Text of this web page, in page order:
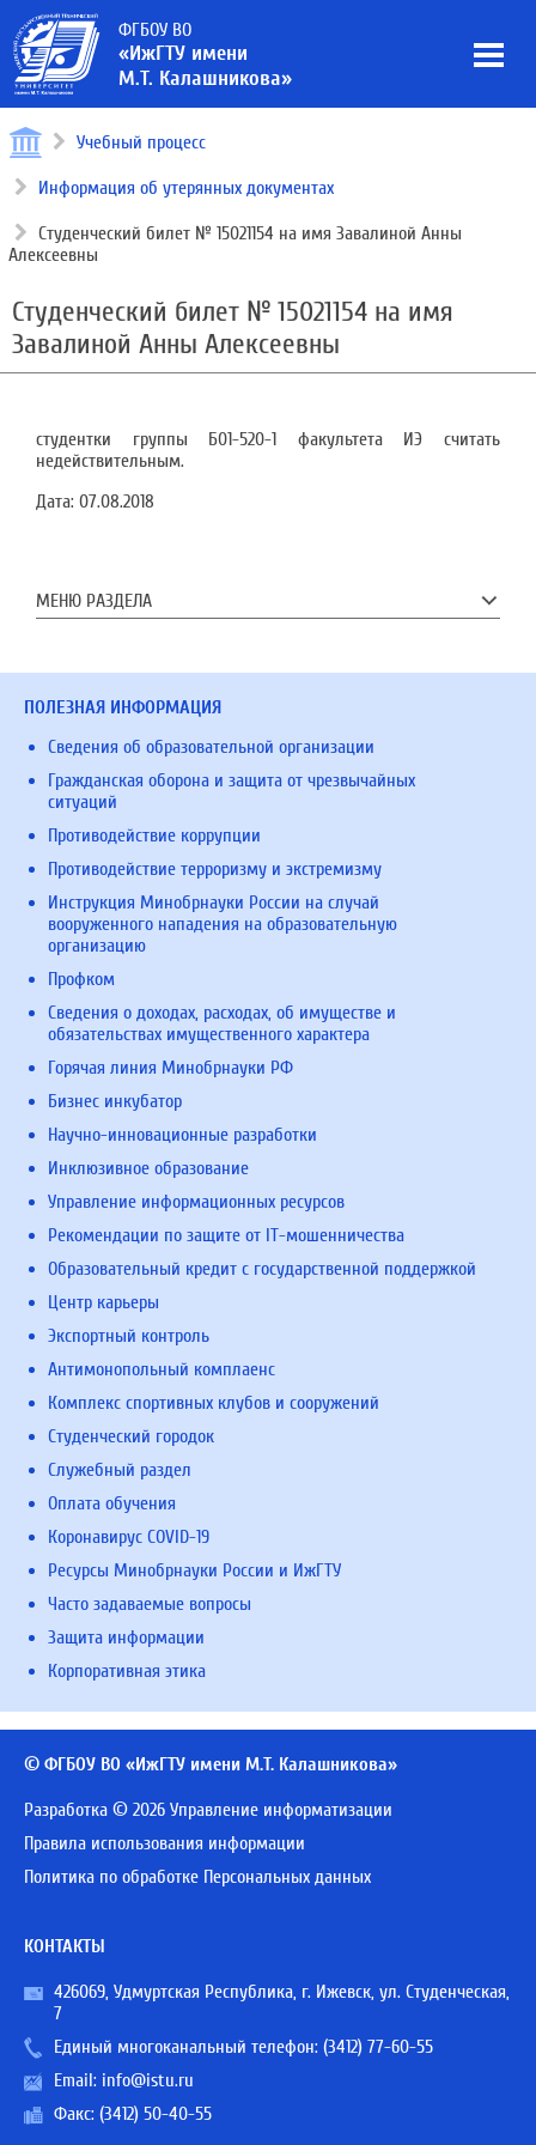
ФГБОУ ВО
«ИжГТУ имени
М.Т. Калашникова»
Учебный процесс
Информация об утерянных документах
Студенческий билет № 15021154 на имя Завалиной Анны
Алексеевны
Студенческий билет № 15021154 на имя
Завалиной Анны Алексеевны
студентки группы Б01-520-1 факультета ИЭ считать
недействительным.
Дата: 07.08.2018
МЕНЮ РАЗДЕЛА
ПОЛЕЗНАЯ ИНФОРМАЦИЯ
Сведения об образовательной организации
Гражданская оборона и защита от чрезвычайных
ситуаций
Противодействие коррупции
Противодействие терроризму и экстремизму
Инструкция Минобрнауки России на случай
вооруженного нападения на образовательную
организацию
Профком
Сведения о доходах, расходах, об имуществе и
обязательствах имущественного характера
Горячая линия Минобрнауки РФ
Бизнес инкубатор
Научно-инновационные разработки
Инклюзивное образование
Управление информационных ресурсов
Рекомендации по защите от IT-мошенничества
Образовательный кредит с государственной поддержкой
Центр карьеры
Экспортный контроль
Антимонопольный комплаенс
Комплекс спортивных клубов и сооружений
Студенческий городок
Служебный раздел
Оплата обучения
Коронавирус COVID-19
Ресурсы Минобрнауки России и ИжГТУ
Часто задаваемые вопросы
Защита информации
Корпоративная этика
© ФГБОУ ВО «ИжГТУ имени М.Т. Калашникова»
Разработка © 2026 Управление информатизации
Правила использования информации
Политика по обработке Персональных данных
КОНТАКТЫ
426069, Удмуртская Республика, г. Ижевск, ул. Студенческая,
7
Единый многоканальный телефон: (3412) 77-60-55
Email: info@istu.ru
Факс: (3412) 50-40-55